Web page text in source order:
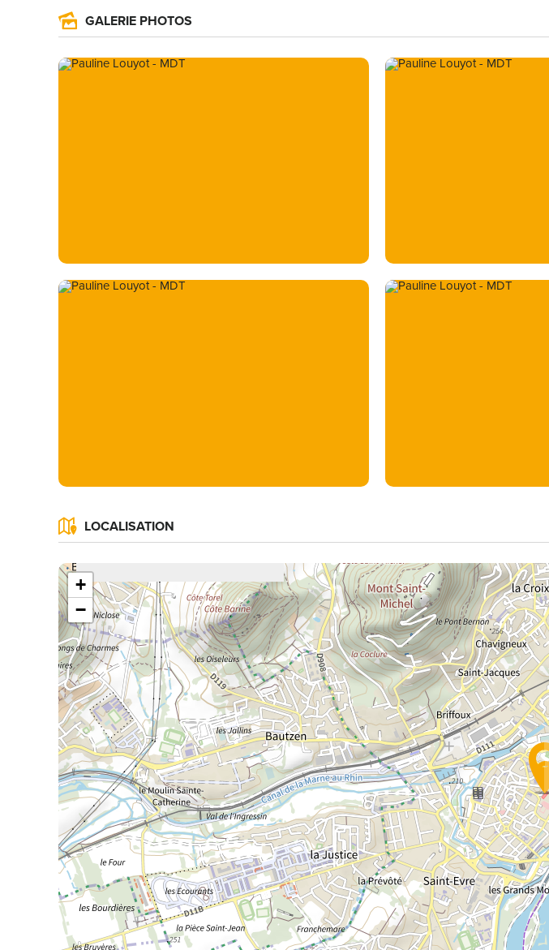
GALERIE PHOTOS
LOCALISATION
+
−